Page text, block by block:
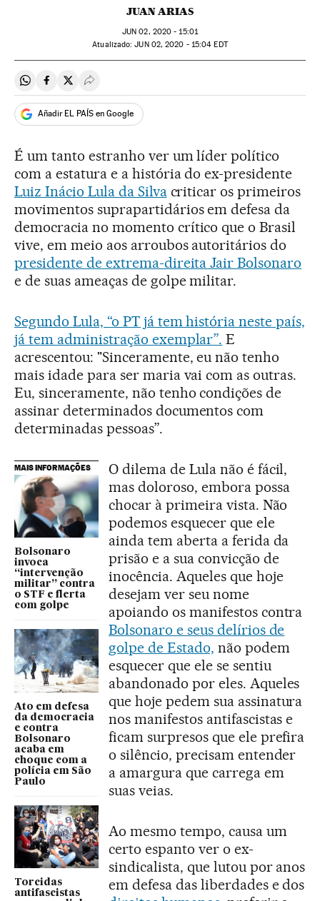
JUAN ARIAS
JUN 02, 2020 - 15:01
atualizado: JUN02, 2020 - 15:04 EDT
Compartir en Whatsapp
Compartir en Facebook
Compartir en Twitter
Desplegar Redes Sociales
Añadir EL PAÍS en Google
É um tanto estranho ver um líder político
com a estatura e a história do ex-presidente
Luiz Inácio Lula da Silvacriticar os primeiros
movimentos suprapartidários em defesa da
democracia no momento crítico que o Brasil
vive, em meio aos arroubos autoritários do
presidente de extrema-direita Jair Bolsonaro
e de suas ameaças de golpe militar.
Segundo Lula, “o PT já tem história neste país,
já tem administração exemplar”. E
acrescentou: "Sinceramente, eu não tenho
mais idade para ser maria vai com as outras.
Eu, sinceramente, não tenho condições de
assinar determinados documentos com
determinadas pessoas”.
MAIS INFORMAÇÕES
Bolsonaro
invoca
“intervenção
militar” contra
o STF e flerta
com golpe
Ato em defesa
da democracia
e contra
Bolsonaro
acaba em
choque com a
polícia em São
Paulo
Torcidas
antifascistas
O dilema de Lula não é fácil,
mas doloroso, embora possa
chocar à primeira vista. Não
podemos esquecer que ele
ainda tem aberta a ferida da
prisão e a sua convicção de
inocência. Aqueles que hoje
desejam ver seu nome
apoiando os manifestos contra
Bolsonaro e seus delírios de
golpe de Estado, não podem
esquecer que ele se sentiu
abandonado por eles. Aqueles
que hoje pedem sua assinatura
nos manifestos antifascistas e
ficam surpresos que ele prefira
o silêncio, precisam entender
a amargura que carrega em
suas veias.
Ao mesmo tempo, causa um
certo espanto ver o ex-
sindicalista, que lutou por anos
em defesa das liberdades e dos